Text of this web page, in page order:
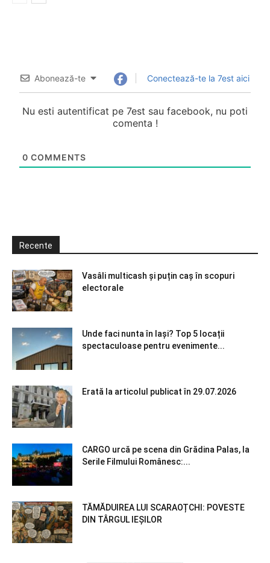
Abonează-te Conectează-te la 7est aici
Nu esti autentificat pe 7est sau facebook, nu poti
comenta !
0 COMMENTS
Recente
Vasâli multicash și puțin caș în scopuri
electorale
Unde faci nunta în Iași? Top 5 locații
spectaculoase pentru evenimente...
Erată la articolul publicat în 29.07.2026
CARGO urcă pe scena din Grădina Palas, la
Serile Filmului Românesc:...
TĂMĂDUIREA LUI SCARAOȚCHI: POVESTE
DIN TÂRGUL IEȘILOR